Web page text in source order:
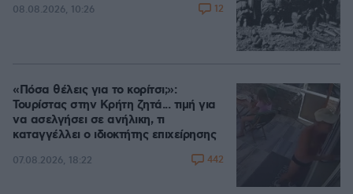
08.08.2026, 10:26 12
«Πόσα θέλεις για το κορίτσι;»:
Τουρίστας στην Κρήτη ζητά... τιμή για
να ασελγήσει σε ανήλικη, τι
καταγγέλλει ο ιδιοκτήτης επιχείρησης
07.08.2026, 18:22 442